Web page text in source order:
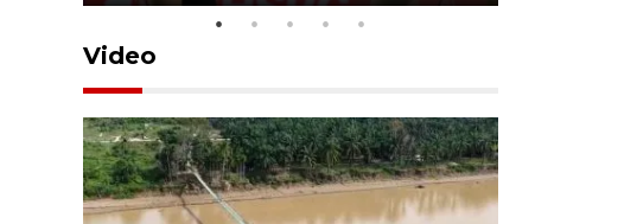
Video